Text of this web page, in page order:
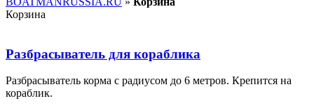
Корзина
Разбрасыватель для кораблика
Разбрасыватель корма с радиусом до 6 метров. Крепится на
кораблик.